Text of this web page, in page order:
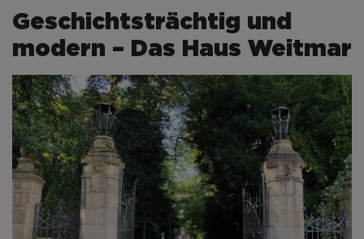
Geschichtsträchtig und
modern – Das Haus Weitmar